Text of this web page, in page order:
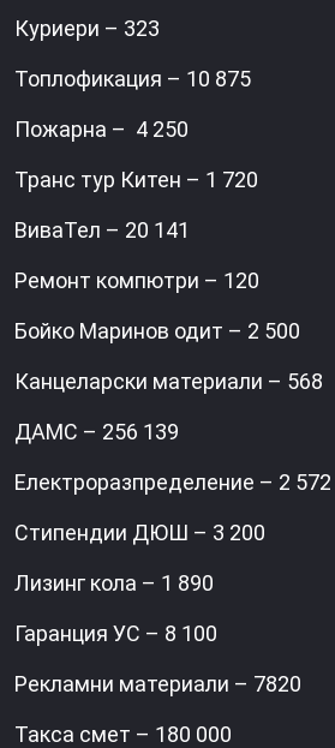
Куриери – 323
Топлофикация – 10 875
Пожарна – 4 250
Транс тур Китен – 1 720
ВиваТел – 20 141
Ремонт компютри – 120
Бойко Маринов одит – 2 500
Канцеларски материали – 568
ДАМС – 256 139
Електроразпределение – 2 572
Стипендии ДЮШ – 3 200
Лизинг кола – 1 890
Гаранция УС – 8 100
Рекламни материали – 7820
Такса смет – 180 000